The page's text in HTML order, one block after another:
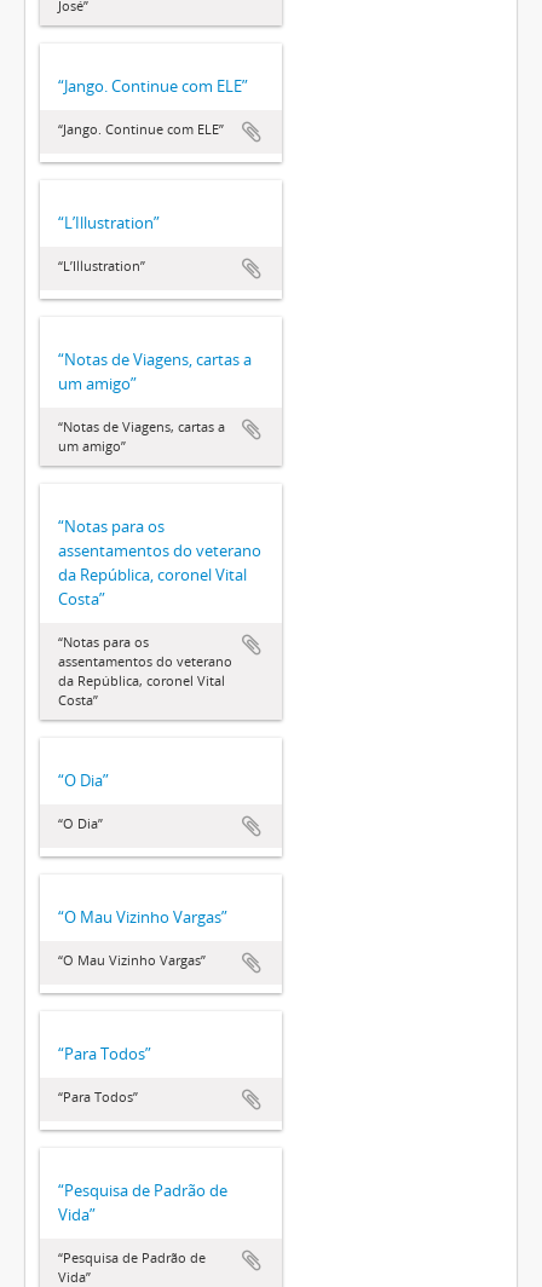
José”
“Jango. Continue com ELE”
“Jango. Continue com ELE”
“L’Illustration”
“L’Illustration”
“Notas de Viagens, cartas a
um amigo”
“Notas de Viagens, cartas a
um amigo”
“Notas para os
assentamentos do veterano
da República, coronel Vital
Costa”
“Notas para os
assentamentos do veterano
da República, coronel Vital
Costa”
“O Dia”
“O Dia”
“O Mau Vizinho Vargas”
“O Mau Vizinho Vargas”
“Para Todos”
“Para Todos”
“Pesquisa de Padrão de
Vida”
“Pesquisa de Padrão de
Vida”